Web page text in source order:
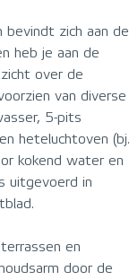
bevindt zich aan de
heb je aan de
over de
van diverse
5-pits
heteluchtoven (bj.
kokend water en
uitgevoerd in
en
door de